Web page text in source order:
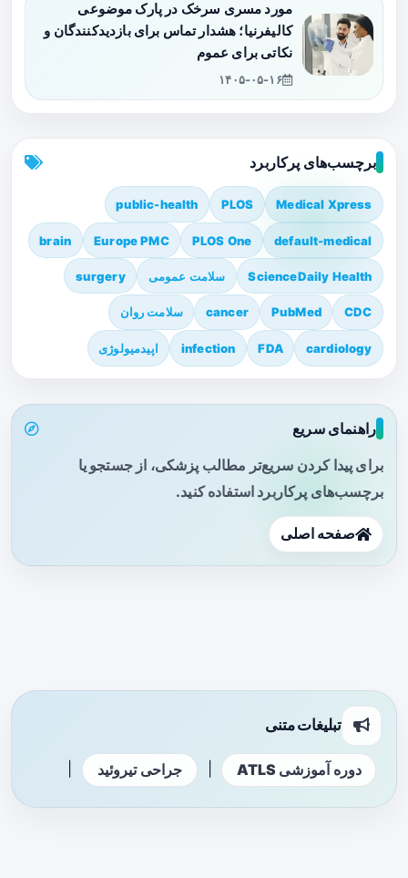
مورد مسری سرخک در پارک موضوعی
کالیفرنیا؛ هشدار تماس برای بازدیدکنندگان و
نکاتی برای عموم
۱۴۰۵-۰۵-۱۶
برچسب‌های پرکاربرد
Medical Xpress
PLOS
public-health
default-medical
PLOS One
Europe PMC
brain
ScienceDaily Health سلامت عمومی surgery
CDC
PubMed
cancer سلامت روان
cardiology
FDA
infection اپیدمیولوژی
راهنمای سریع
برای پیدا کردن سریع‌تر مطالب پزشکی، از جستجو یا
برچسب‌های پرکاربرد استفاده کنید.
صفحه اصلی
تبلیغات متنی
دوره آموزشی ATLS جراحی تیروئید